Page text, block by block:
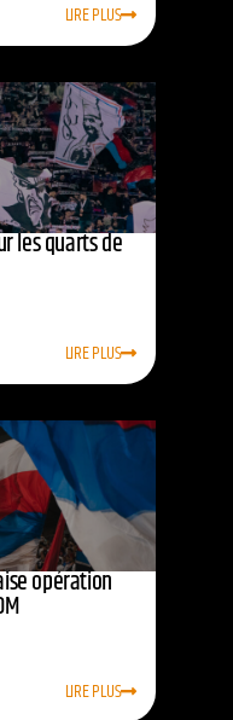
LIRE PLUS
les quarts de
LIRE PLUS
opération
LIRE PLUS